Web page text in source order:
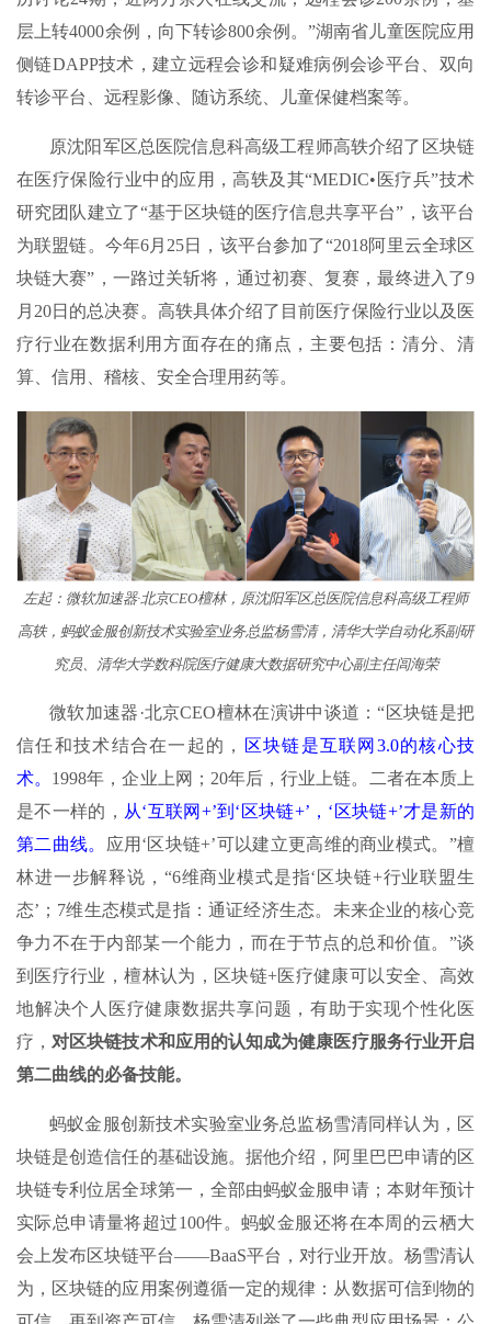
层上转4000余例，向下转诊800余例。”湖南省儿童医院应用
侧链DAPP技术，建立远程会诊和疑难病例会诊平台、双向
转诊平台、远程影像、随访系统、儿童保健档案等。
原沈阳军区总医院信息科高级工程师高轶介绍了区块链
在医疗保险行业中的应用，高轶及其“MEDIC•医疗兵”技术
研究团队建立了“基于区块链的医疗信息共享平台”，该平台
为联盟链。今年6月25日，该平台参加了“2018阿里云全球区
块链大赛”，一路过关斩将，通过初赛、复赛，最终进入了9
月20日的总决赛。高轶具体介绍了目前医疗保险行业以及医
疗行业在数据利用方面存在的痛点，主要包括：清分、清
算、信用、稽核、安全合理用药等。
左起：微软加速器·北京CEO檀林，原沈阳军区总医院信息科高级工程师
高轶，蚂蚁金服创新技术实验室业务总监杨雪清，清华大学自动化系副研
究员、清华大学数科院医疗健康大数据研究中心副主任闾海荣
微软加速器·北京CEO檀林在演讲中谈道：“区块链是把
信任和技术结合在一起的，
区块链是互联网3.0的核心技
术。 1998年，企业上网；20年后，行业上链。二者在本质上
是不一样的， 从‘互联网+’到‘区块链+’，‘区块链+’才是新的
第二曲线。 应用‘区块链+’可以建立更高维的商业模式。”檀
林进一步解释说，“6维商业模式是指‘区块链+行业联盟生
态’；7维生态模式是指：通证经济生态。未来企业的核心竞
争力不在于内部某一个能力，而在于节点的总和价值。”谈
到医疗行业，檀林认为，区块链+医疗健康可以安全、高效
地解决个人医疗健康数据共享问题，有助于实现个性化医
疗，对区块链技术和应用的认知成为健康医疗服务行业开启
第二曲线的必备技能。
蚂蚁金服创新技术实验室业务总监杨雪清同样认为，区
块链是创造信任的基础设施。据他介绍，阿里巴巴申请的区
块链专利位居全球第一，全部由蚂蚁金服申请；本财年预计
实际总申请量将超过100件。蚂蚁金服还将在本周的云栖大
会上发布区块链平台——BaaS平台，对行业开放。杨雪清认
为，区块链的应用案例遵循一定的规律：从数据可信到物的